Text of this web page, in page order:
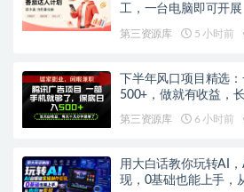
工，一台电脑即可开展
第三资源库 5 小时前
下半年风口项目精选
500+，做就有收益，
第三资源库 6 小时前
用大白话教你玩转AI
现，0基础也能上手，